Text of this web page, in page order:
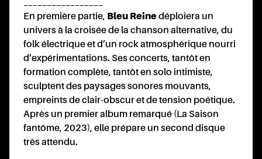
En première partie, Bleu Reinedéploiera un
univers à la croisée de la chanson alternative, du
folk électrique et d’un rock atmosphérique nourri
d’expérimentations. Ses concerts, tantôt en
formation complète, tantôt en solo intimiste,
sculptent des paysages sonores mouvants,
empreints de clair-obscur et de tension poétique.
Après un premier album remarqué (La Saison
fantôme, 2023), elle prépare un second disque
très attendu.